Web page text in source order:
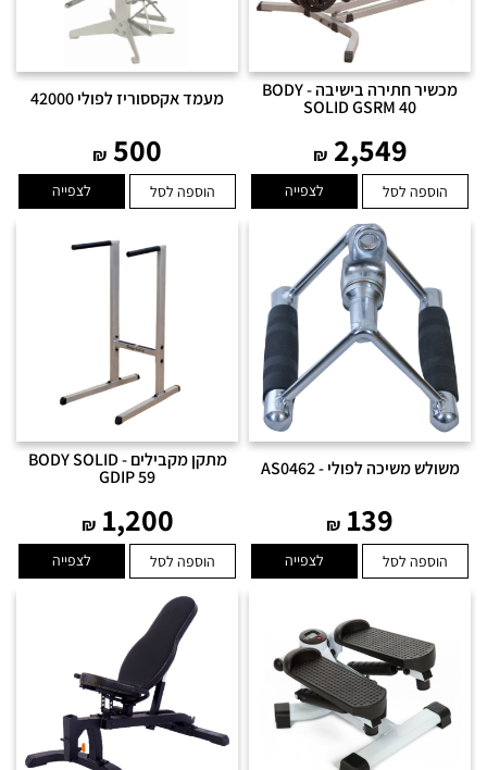
מכשיר חתירה בישיבה - BODY
SOLID GSRM 40
2,549
₪
הוספה לסל לצפייה
מעמד אקססוריז לפולי 42000
500
₪
הוספה לסל לצפייה
משולש משיכה לפולי - AS0462
139
₪
הוספה לסל לצפייה
מתקן מקבילים - BODY SOLID
GDIP 59
1,200
₪
הוספה לסל לצפייה